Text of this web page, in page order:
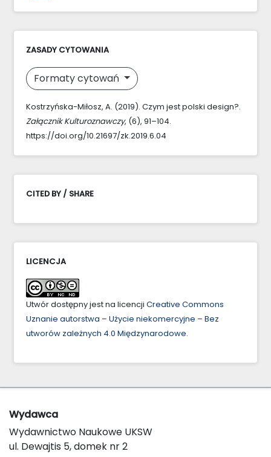
ZASADY CYTOWANIA
Formaty cytowań
Kostrzyńska-Miłosz, A. (2019). Czym jest polski design?.
Załącznik Kulturoznawczy, (6), 91–104.
https://doi.org/10.21697/zk.2019.6.04
CITED BY / SHARE
LICENCJA
Utwór dostępny jest na licencji Creative Commons
Uznanie autorstwa – Użycie niekomercyjne – Bez
utworów zależnych 4.0 Międzynarodowe.
Wydawca
Wydawnictwo Naukowe UKSW
ul. Dewajtis 5, domek nr 2